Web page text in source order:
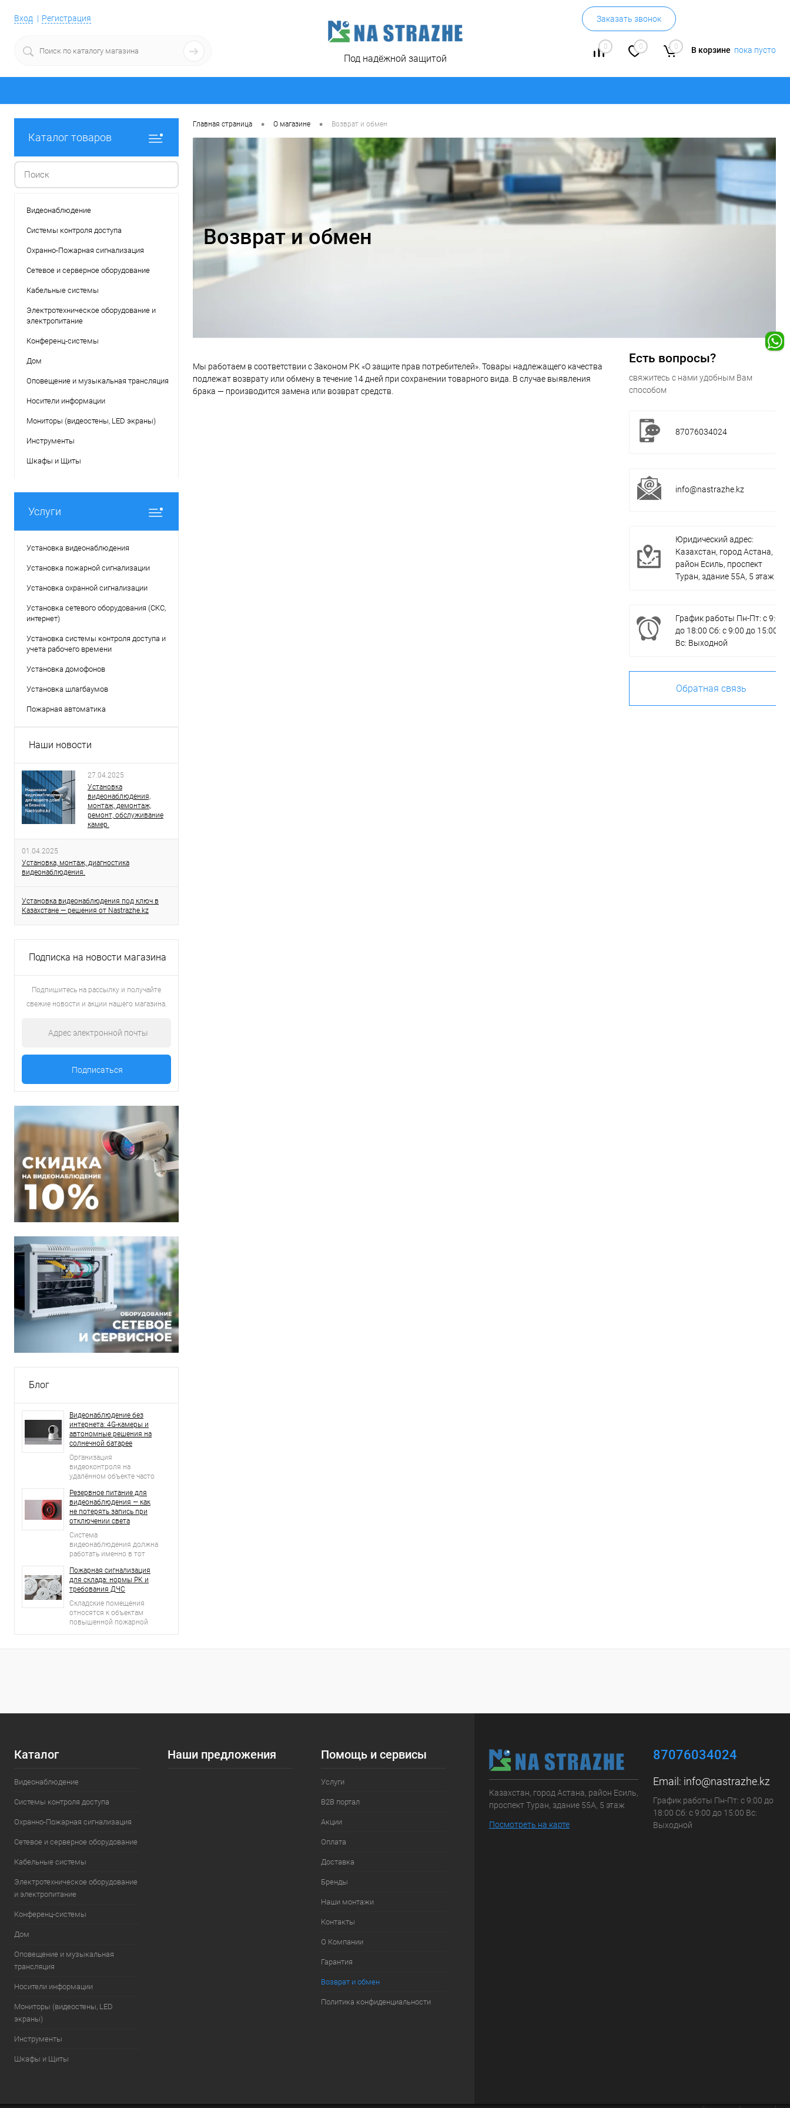
Вход Регистрация Заказать звонок
0 0 0 В корзине пока пусто
Под надёжной защитой
Каталог товаров
Видеонаблюдение
Системы контроля доступа
Охранно-Пожарная сигнализация
Сетевое и серверное оборудование
Кабельные системы
Электротехническое оборудование и
электропитание
Конференц-системы
Дом
Оповещение и музыкальная трансляция
Носители информации
Мониторы (видеостены, LED экраны)
Инструменты
Шкафы и Щиты
Услуги
Установка видеонаблюдения
Установка пожарной сигнализации
Установка охранной сигнализации
Установка сетевого оборудования (СКС,
интернет)
Установка системы контроля доступа и
учета рабочего времени
Установка домофонов
Установка шлагбаумов
Пожарная автоматика
Наши новости
27.04.2025
Установка
видеонаблюдения,
монтаж, демонтаж,
ремонт, обслуживание
камер.
01.04.2025
Установка, монтаж, диагностика
видеонаблюдения.
Установка видеонаблюдения под ключ в
Казахстане — решения от Nastrazhe.kz
Подписка на новости магазина
Подпишитесь на рассылку и получайте
свежие новости и акции нашего магазина.
Блог
Видеонаблюдение без
интернета: 4G-камеры и
автономные решения на
солнечной батарее
Организация
видеоконтроля на
удалённом объекте часто
вопроса: что делать, если
рядом нет проводного
интернета, стабильной Wi-
Fi-сети и возможности
регулярно подключать
оборудование к
электросети?
Резервное питание для
видеонаблюдения — как
не потерять запись при
отключении света
Система
видеонаблюдения должна
работать именно в тот
нештатная ситуация.
Пожарная сигнализация
для склада: нормы РК и
требования ДЧС
Складские помещения
относятся к объектам
повышенной пожарной
Главная страница • О магазине • Возврат и обмен
Возврат и обмен
Мы работаем в соответствии с Законом РК «О защите прав потребителей». Товары надлежащего качества
подлежат возврату или обмену в течение 14 дней при сохранении товарного вида. В случае выявления
брака — производится замена или возврат средств.
Есть вопросы?
свяжитесь с нами удобным Вам
способом
87076034024
info@nastrazhe.kz
Юридический адрес:
Казахстан, город Астана,
район Есиль, проспект
Туран, здание 55А, 5 этаж
График работы Пн-Пт: с 9:00
до 18:00 Сб: с 9:00 до 15:00
Вс: Выходной
Обратная связь
Каталог
Видеонаблюдение
Системы контроля доступа
Охранно-Пожарная сигнализация
Сетевое и серверное оборудование
Кабельные системы
Электротехническое оборудование
и электропитание
Конференц-системы
Дом
Оповещение и музыкальная
трансляция
Носители информации
Мониторы (видеостены, LED
экраны)
Инструменты
Шкафы и Щиты
Наши предложения Помощь и сервисы
Услуги
B2B портал
Акции
Оплата
Доставка
Бренды
Наши монтажи
Контакты
О Компании
Гарантия
Возврат и обмен
Политика конфиденциальности
Казахстан, город Астана, район Есиль,
проспект Туран, здание 55А, 5 этаж
Посмотреть на карте
87076034024
Email: info@nastrazhe.kz
График работы Пн-Пт: с 9:00 до
18:00 Сб: с 9:00 до 15:00 Вс:
Выходной